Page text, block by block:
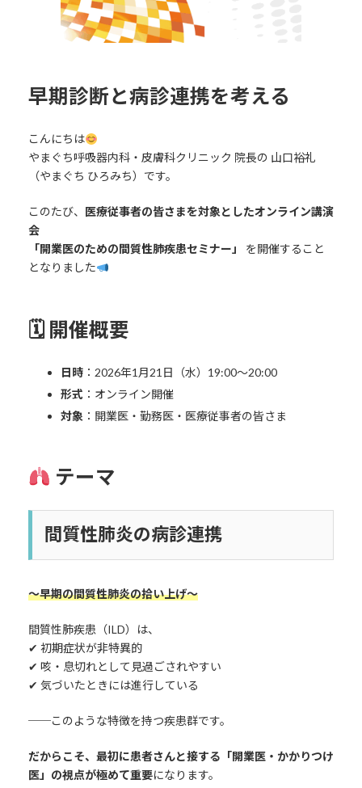
早期診断と病診連携を考える
こんにちは
やまぐち呼吸器内科・皮膚科クリニック 院長の 山口裕礼
（やまぐち ひろみち）です。
このたび、 医療従事者の皆さまを対象としたオンライン講演
会
「開業医のための間質性肺疾患セミナー」
を開催すること
となりました
🗓 開催概要
日時：2026年1月21日（水）19:00〜20:00
形式：オンライン開催
対象 ：開業医・勤務医・医療従事者の皆さま
テーマ
間質性肺炎の病診連携
〜早期の間質性肺炎の拾い上げ〜
間質性肺疾患（ILD）は、
✔ 初期症状が非特異的
✔ 咳・息切れとして見過ごされやすい
✔ 気づいたときには進行している
──このような特徴を持つ疾患群です。
だからこそ、最初に患者さんと接する「開業医・かかりつけ
医」の視点が極めて重要になります。